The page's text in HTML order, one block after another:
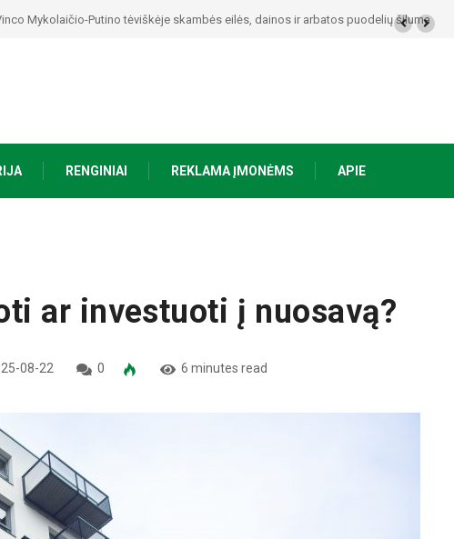
Mykolaičio-Putino tėviškėje skambės eilės, dainos ir arbatos puodelių šiluma
RENGINIAI REKLAMA ĮMONĖMS APIE
ar investuoti į nuosavą?
08-22 0 6 minutes read